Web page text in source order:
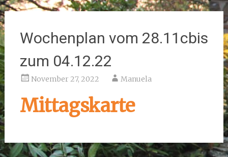
Wochenplan vom 28.11cbis
zum 04.12.22
November 27, 2022 Manuela
Mittagskarte